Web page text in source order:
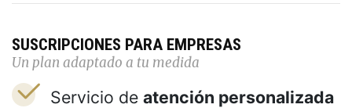
SUSCRIPCIONES PARA EMPRESAS
Un plan adaptado a tu medida
Servicio de atención personalizada